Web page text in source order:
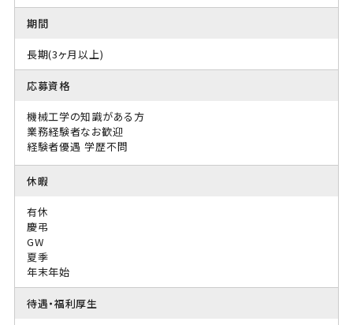
期間
長期(3ヶ月以上)
応募資格
機械工学の知識がある方
業務経験者なお歓迎
経験者優遇 学歴不問
休暇
有休
慶弔
GW
夏季
年末年始
待遇・福利厚生